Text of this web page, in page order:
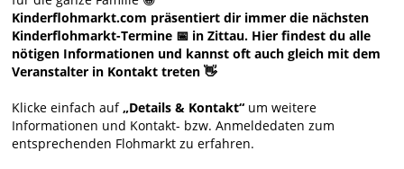
Kinderflohmarkt.com präsentiert dir immer die nächsten
Kinderflohmarkt-Termine 📅 in Zittau. Hier findest du alle
nötigen Informationen und kannst oft auch gleich mit dem
Veranstalter in Kontakt treten 👋
Klicke einfach auf„Details & Kontakt“ um weitere
Informationen und Kontakt- bzw. Anmeldedaten zum
entsprechenden Flohmarkt zu erfahren.